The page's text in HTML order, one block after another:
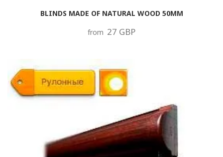
BLINDS MADE OF NATURAL WOOD 50MM
from 27 GBP